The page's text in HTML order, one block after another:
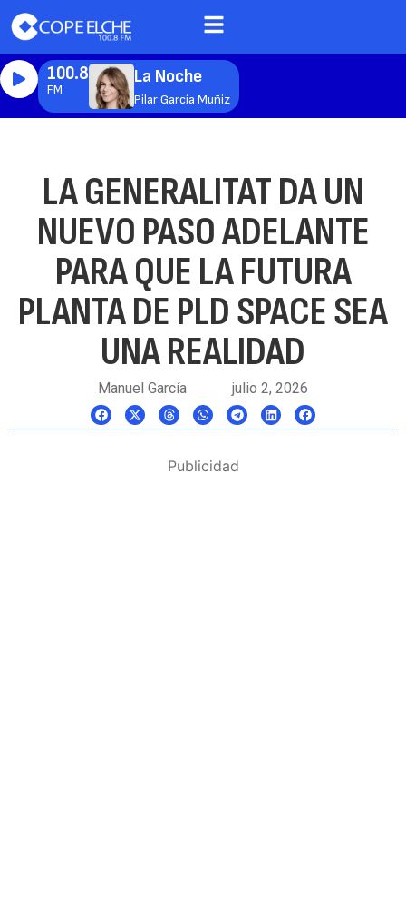
100.8
FM
La Noche
Pilar García Muñiz
LA GENERALITAT DA UN
NUEVO PASO ADELANTE
PARA QUE LA FUTURA
PLANTA DE PLD SPACE SEA
UNA REALIDAD
Manuel García julio 2, 2026
Publicidad